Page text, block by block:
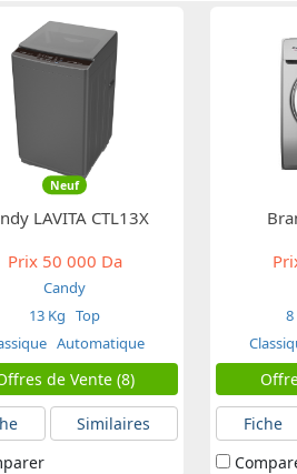
Neuf
LAVITA CTL13X
Prix50 000 Da
Candy
13 Kg Top
Automatique
de Vente (8)
Similaires
8
Fiche